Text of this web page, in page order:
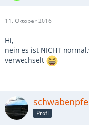
11. Oktober 2016
Hi,
nein es ist NICHT
verwechselt
Profi